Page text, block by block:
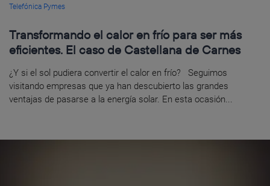
Telefónica Pymes
Transformando el calor en frío para ser más
eficientes. El caso de Castellana de Carnes
¿Y si el sol pudiera convertir el calor en frío? Seguimos
visitando empresas que ya han descubierto las grandes
ventajas de pasarse a la energía solar. En esta ocasión...